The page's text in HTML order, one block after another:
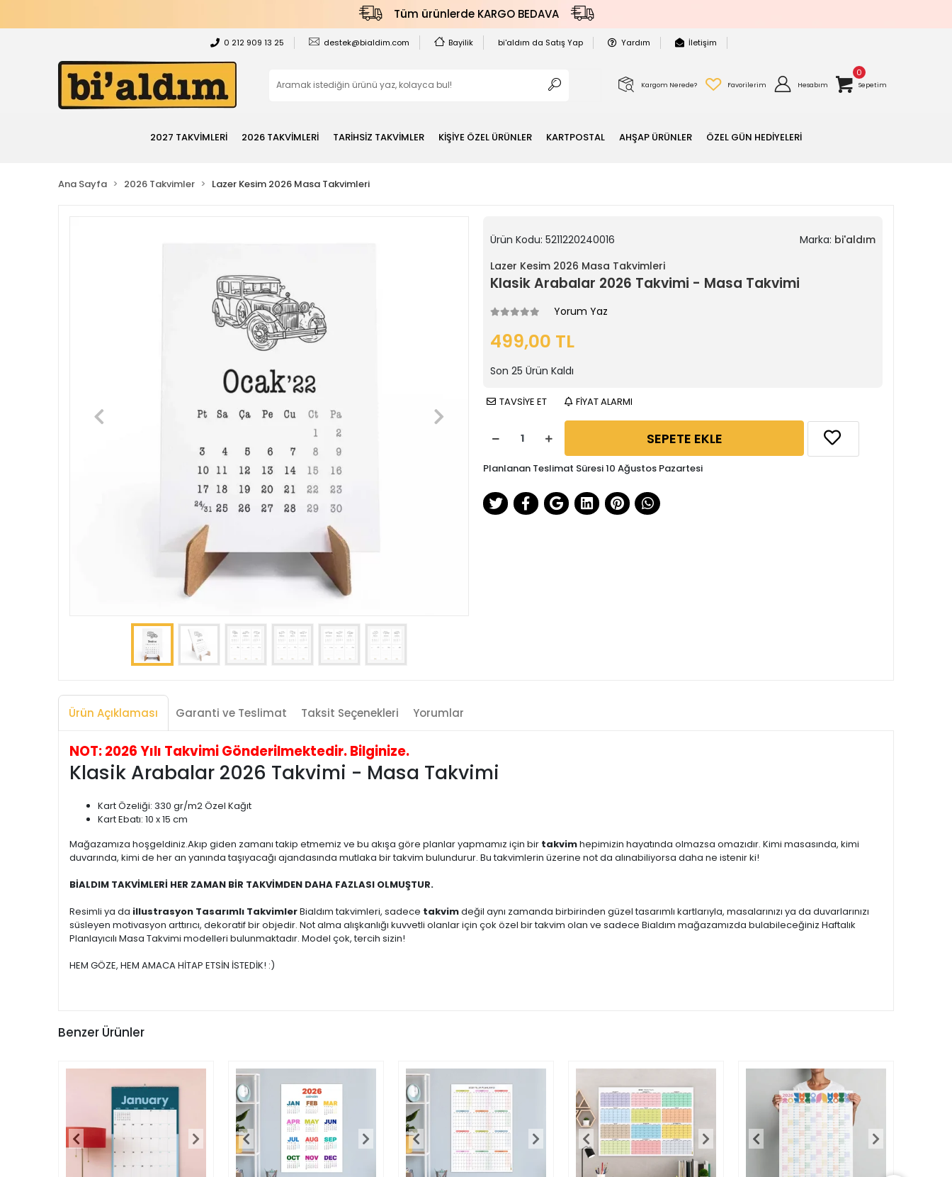
Tüm ürünlerde KARGO BEDAVA
0 212 909 13 25 destek@bialdim.com Bayilik bi'aldım da Satış Yap Yardım İletişim
Kargom Nerede? Favorilerim Hesabım
0
Sepetim
2027 TAKVİMLERİ 2026 TAKVİMLERİ TARİHSİZ TAKVİMLER KİŞİYE ÖZEL ÜRÜNLER KARTPOSTAL AHŞAP ÜRÜNLER ÖZEL GÜN HEDİYELERİ
Ana Sayfa 2026 Takvimler Lazer Kesim 2026 Masa Takvimleri
Ürün Kodu: 5211220240016 Marka: bi'aldım
Lazer Kesim 2026 Masa Takvimleri
Klasik Arabalar 2026 Takvimi - Masa Takvimi
Yorum Yaz
499,00 TL
Son 25 Ürün Kaldı
TAVSİYE ET FİYAT ALARMI
SEPETE EKLE
Planlanan Teslimat Süresi 10 Ağustos Pazartesi
Ürün Açıklaması Garanti ve Teslimat Taksit Seçenekleri Yorumlar
NOT: 2026 Yılı Takvimi Gönderilmektedir. Bilginize.
Klasik Arabalar 2026 Takvimi - Masa Takvimi
Kart Özeliği: 330 gr/m2 Özel Kağıt
Kart Ebatı: 10 x 15 cm
Mağazamıza hoşgeldiniz.Akıp giden zamanı takip etmemiz ve bu akışa göre planlar yapmamız için bir takvimhepimizin hayatında olmazsa omazıdır. Kimi masasında, kimi
duvarında, kimi de her an yanında taşıyacağı ajandasında mutlaka bir takvim bulundurur. Bu takvimlerin üzerine not da alınabiliyorsa daha ne istenir ki!
BİALDIM TAKVİMLERİ HER ZAMAN BİR TAKVİMDEN DAHA FAZLASI OLMUŞTUR.
Resimli ya da illustrasyon Tasarımlı TakvimlerBialdım takvimleri, sadece takvimdeğil aynı zamanda birbirinden güzel tasarımlı kartlarıyla, masalarınızı ya da duvarlarınızı
süsleyen motivasyon arttırıcı, dekoratif bir objedir. Not alma alışkanlığı kuvvetli olanlar için çok özel bir takvim olan ve sadece Bialdım mağazamızda bulabileceğiniz Haftalık
Planlayıcılı Masa Takvimi modelleri bulunmaktadır. Model çok, tercih sizin!
HEM GÖZE, HEM AMACA HİTAP ETSİN İSTEDİK! :)
Benzer Ürünler